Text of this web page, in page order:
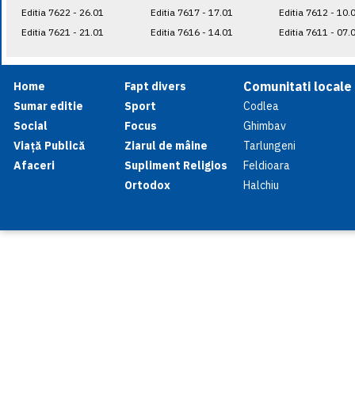
Editia 7622 - 26.01
Editia 7621 - 21.01
Editia 7617 - 17.01
Editia 7616 - 14.01
Editia 7612 -
Editia 7611 -
Home
Sumar editie
Social
Viață Publică
Afaceri
Fapt divers
Sport
Focus
Ziarul de mâine
Supliment Religios
Ortodox
Comunitati locale
Codlea
Ghimbav
Tarlungeni
Feldioara
Halchiu